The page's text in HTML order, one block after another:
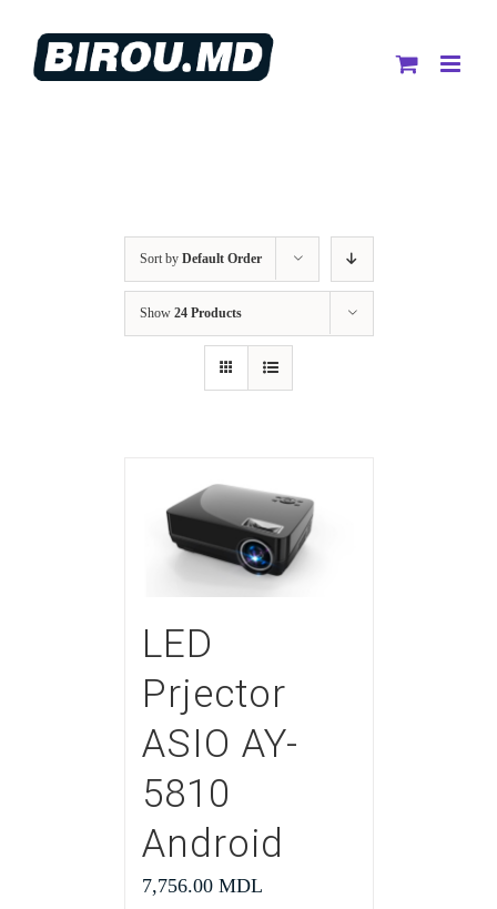
content
Sort by Default Order
Show 24 Products
LED
Prjector
ASIO AY-
5810
Android
7,756.00 MDL